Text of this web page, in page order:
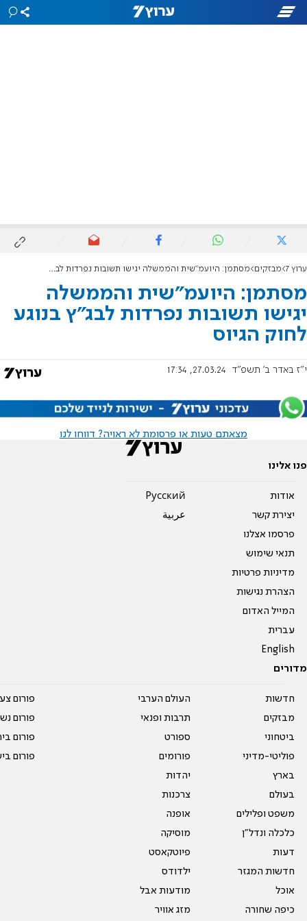
ערוץ 7 מבזקים מסתמן: היועמ"שית והממשלה יגישו תשובות נפרדות לבג"ץ בנוגע לחוק הגיוס
מסתמן: היועמ"שית והממשלה
יגישו תשובות נפרדות לבג"ץ בנוגע
לחוק הגיוס
י"ז באדר ב׳ תשפ"ד 27.03.24, 17:34
מצאתם טעות או פרסומת לא ראויה? דווחו לנו
פנו אלינו
אודות
יצירת קשר
פרסמו אצלנו
תנאי שימוש
מדיניות פרטיות
הצהרת נגישות
המייל האדום
עברית
English
Pусский
عربية
מדורים
חדשות
מבזקים
ביטחוני
פוליטי-מדיני
בארץ
בעולם
משפט ופלילים
כלכלה ונדל"ן
דעות
חדשות המגזר
אוכל
כיפה שחורה
העולם הערבי
תרבות ופנאי
ספורט
פורומים
יהדות
צרכנות
אופנה
מוסיקה
פיוטקאסט
ילדודס
מודעות אבל
מזג אוויר
פורום
פורום
פורום
פורום